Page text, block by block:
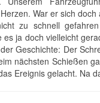
War er sich
zu schnell
ja doch vielleicht
Geschichte: Der
nächsten Schießen
Ereignis gelacht. Na